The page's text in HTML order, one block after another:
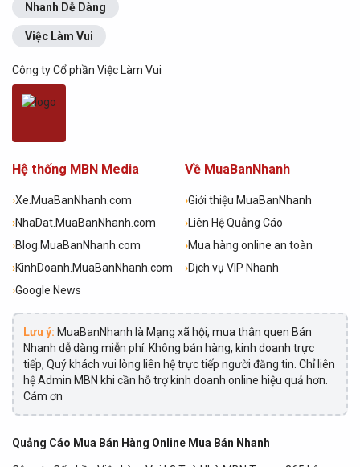
Nhanh Dễ Dàng
Việc Làm Vui
Công ty Cổ phần Việc Làm Vui
Hệ thống MBN Media
›Xe.MuaBanNhanh.com
›NhaDat.MuaBanNhanh.com
›Blog.MuaBanNhanh.com
›KinhDoanh.MuaBanNhanh.com
›Google News
Về MuaBanNhanh
›Giới thiệu MuaBanNhanh
›Liên Hệ Quảng Cáo
›Mua hàng online an toàn
›Dịch vụ VIP Nhanh
Lưu ý: MuaBanNhanh là Mạng xã hội, mua thân quen Bán
Nhanh dễ dàng miễn phí. Không bán hàng, kinh doanh trực
tiếp, Quý khách vui lòng liên hệ trực tiếp người đăng tin. Chỉ liên
hệ Admin MBN khi cần hỗ trợ kinh doanh online hiệu quả hơn.
Cám ơn
Quảng Cáo Mua Bán Hàng Online Mua Bán Nhanh